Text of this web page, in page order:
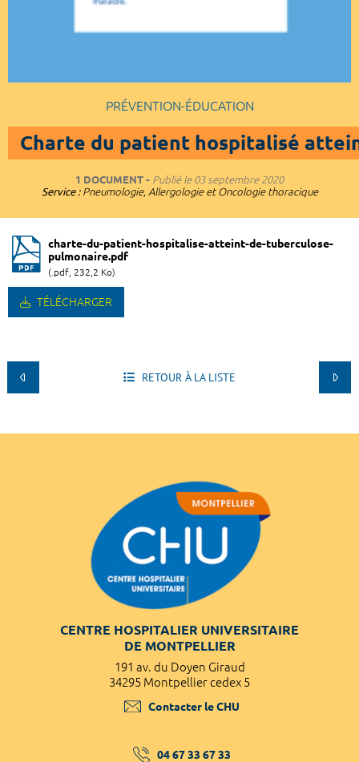
PRÉVENTION-ÉDUCATION
Charte du patient hospitalisé
1 DOCUMENT Publié le03 septembre 2020
Service : Pneumologie, Allergologie et Oncologie thoracique
charte-du-patient-hospitalise-atteint-de-tuberculose-
pulmonaire.pdf
(.pdf, 232,2 Ko)
TÉLÉCHARGER
RETOUR À LA LISTE
CENTRE HOSPITALIER UNIVERSITAIRE
DE MONTPELLIER
191 av. du Doyen Giraud
34295 Montpellier cedex 5
Contacter le CHU
04 67 33 67 33